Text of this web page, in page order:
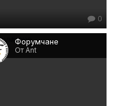
0
Форумчане
От Ant